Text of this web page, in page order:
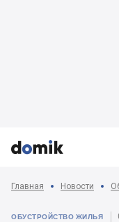



Главная Новости
ОБУСТРОЙСТВО ЖИЛЬЯ